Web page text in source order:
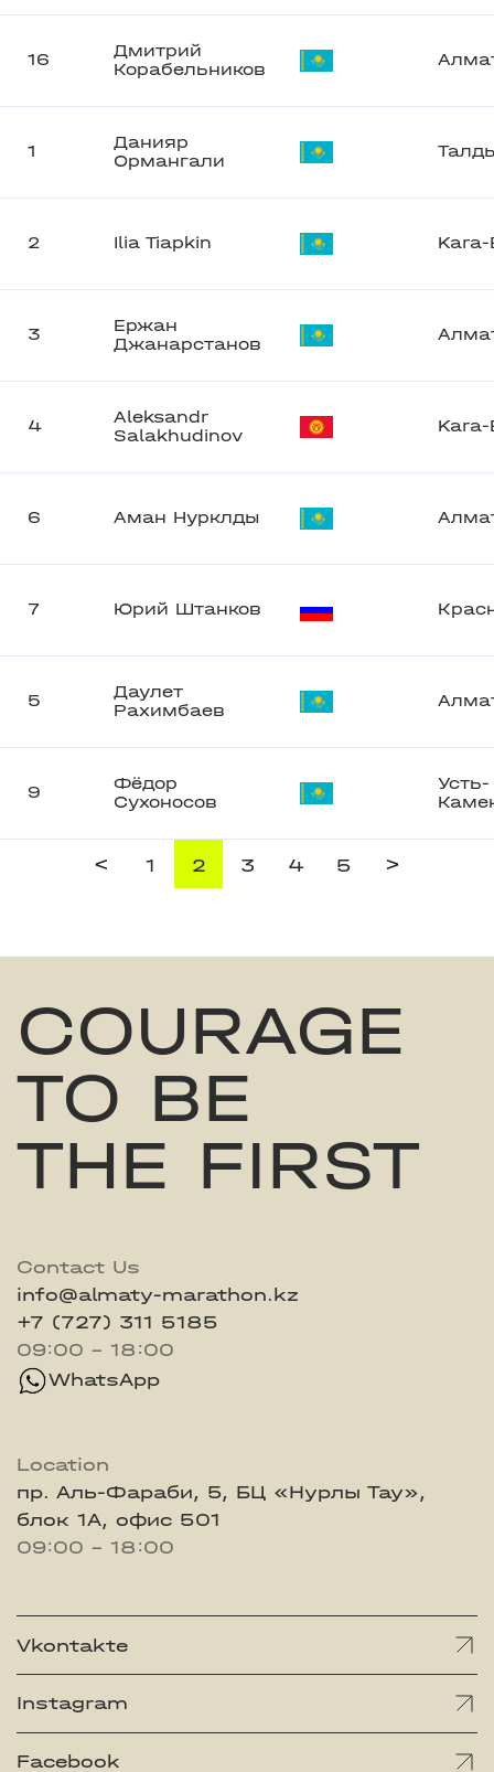
16
Дмитрий
Корабельников
1
Данияр
Ормангали
2 Ilia Tiapkin
3
Ержан
Джанарстанов
4
Aleksandr
Salakhudinov
6 Аман Нурклды
7 Юрий Штанков
5
Даулет
Рахимбаев
9
Фёдор
Сухоносов
Усть-
< 1 2 3 4 5 >
COURAGE
TO BE
THE FIRST
Contact Us
info@almaty-marathon.kz
+7 (727) 311 5185
09:00 - 18:00
WhatsApp
Location
пр. Аль-Фараби, 5, БЦ «Нурлы Тау»,
блок 1А, офис 501
09:00 - 18:00
Vkontakte
Instagram
Facebook